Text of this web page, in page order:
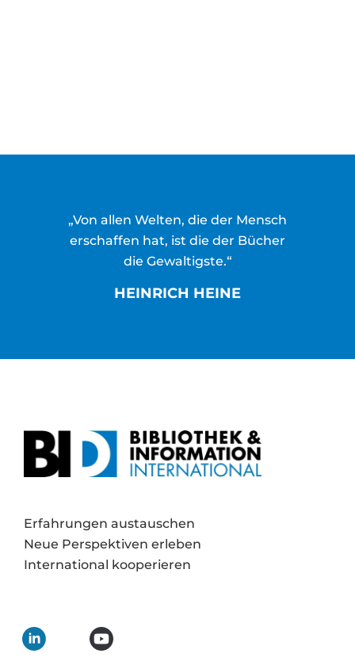
„Von allen Welten, die der Mensch
erschaffen hat, ist die der Bücher
die Gewaltigste.“
HEINRICH HEINE
Erfahrungen austauschen
Neue Perspektiven erleben
International kooperieren